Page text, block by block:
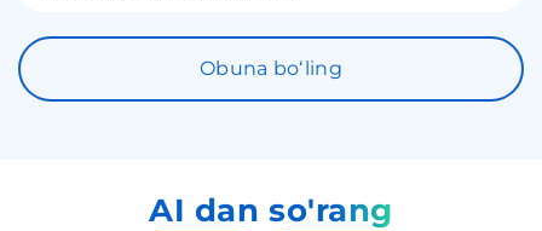
Obuna boʻling
AI dan so'rang